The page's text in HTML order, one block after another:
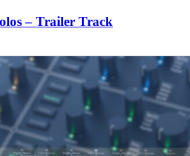
– Trailer Track